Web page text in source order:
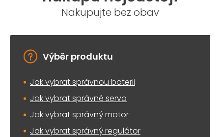
Nakupujte bez obav
Výběr produktu
Jak vybrat správnou baterii
Jak vybrat správné servo
Jak vybrat správný motor
Jak vybrat správný regulátor